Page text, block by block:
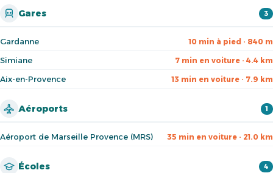
Gares 3
Gardanne 10 min à pied · 840 m
Simiane 7 min en voiture · 4.4 km
Aix-en-Provence 13 min en voiture · 7.9 km
Aéroports 1
Aéroport de Marseille Provence (MRS) 35 min en voiture · 21.0 km
Écoles 4